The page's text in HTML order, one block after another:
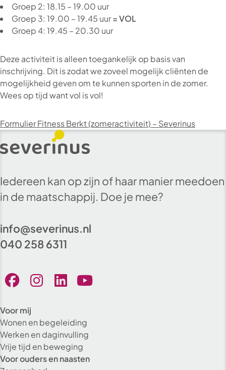
Groep 2: 18.15 – 19.00 uur
Groep 3: 19.00 – 19.45 uur= VOL
Groep 4: 19.45 – 20.30 uur
Deze activiteit is alleen toegankelijk op basis van
inschrijving. Dit is zodat we zoveel mogelijk cliënten de
mogelijkheid geven om te kunnen sporten in de zomer.
Wees op tijd want vol is vol!
Formulier Fitness Berkt (zomeractiviteit) – Severinus
Iedereen kan op zijn of haar manier meedoen
in de maatschappij. Doe je mee?
info@severinus.nl
040 258 6311
Voor mij
Wonen en begeleiding
Werken en daginvulling
Vrije tijd en beweging
Voor ouders en naasten